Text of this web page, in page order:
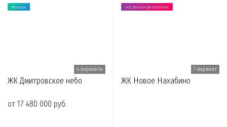
МОСКВА
4 варианта
ЖК Дмитровское небо
от 17 480 000 руб.
НЕТ ВОЕННОЙ ИПОТЕКИ
1 вариант
ЖК Новое Нахабино